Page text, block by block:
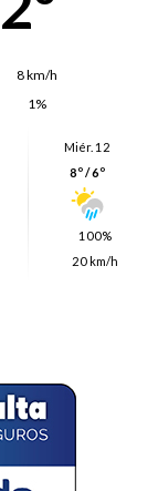
8 km/h
1%
Miér. 12
8º / 6º
100%
20 km/h